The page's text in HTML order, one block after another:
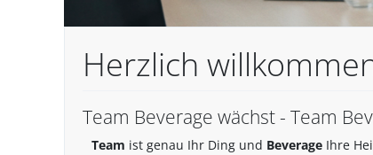
Herzlich
Team Beverage wächst - Team
Team ist genau Ihr Ding und Beverage Ihre